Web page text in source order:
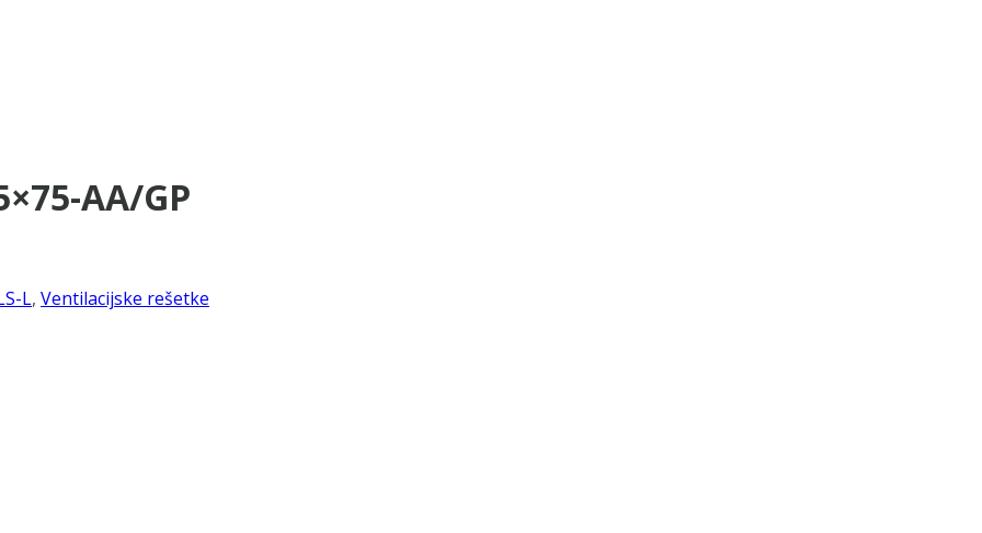
AA/GP
L, Ventilacijske rešetke